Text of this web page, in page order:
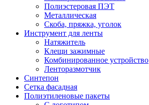
Полиэстеровая ПЭТ
Металлическая
Скоба, пряжка, уголок
Инструмент для ленты
Натяжитель
Клещи зажимные
Комбинированное устройство
Ленторазмотчик
Синтепон
Сетка фасадная
Полиэтиленовые пакеты